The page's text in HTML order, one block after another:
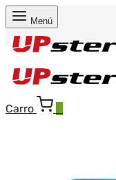
Menú
Carro